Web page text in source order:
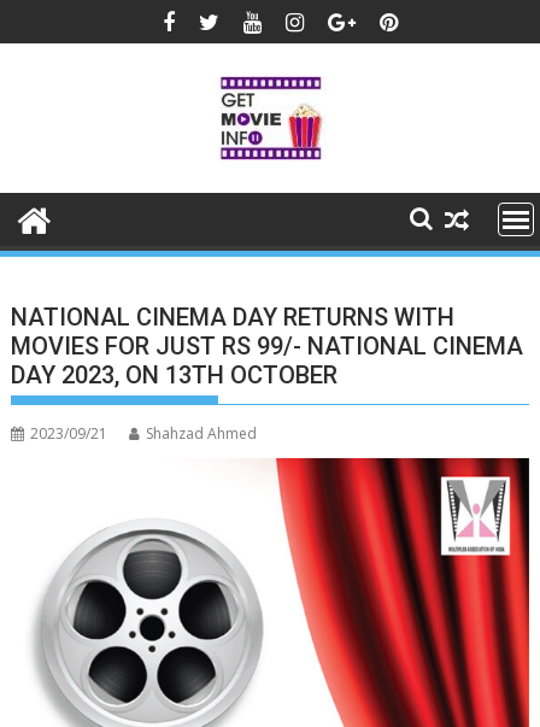
to
NATIONAL CINEMA DAY RETURNS WITH
MOVIES FOR JUST RS 99/- NATIONAL CINEMA
DAY 2023, ON 13TH OCTOBER
2023/09/21 Shahzad Ahmed